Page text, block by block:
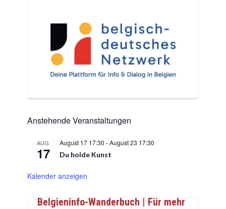
Anstehende Veranstaltungen
AUG.
17
August 17 17:30 -August 23 17:30
Du holde Kunst
Kalender anzeigen
Belgieninfo-Wanderbuch | Für mehr